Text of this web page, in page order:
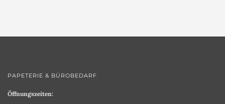
PAPETERIE & BÜROBEDARF
Öffnungszeiten: